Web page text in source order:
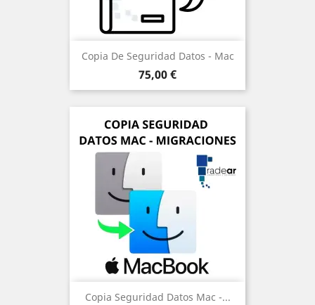
Copia De Seguridad Datos - Mac
Precio
75,00 €
Copia Seguridad Datos Mac -...